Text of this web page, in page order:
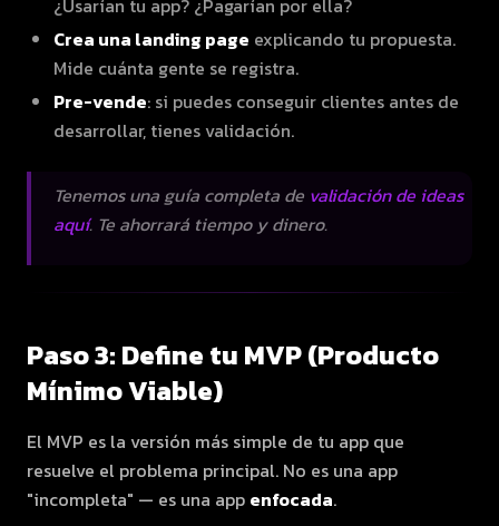
¿Usarían tu app? ¿Pagarían por ella?
Crea una landing page explicando tu propuesta.
Mide cuánta gente se registra.
Pre-vende: si puedes conseguir clientes antes de
desarrollar, tienes validación.
Tenemos una guía completa de validación de ideas
aquí. Te ahorrará tiempo y dinero.
Paso 3: Define tu MVP (Producto
Mínimo Viable)
El MVP es la versión más simple de tu app que
resuelve el problema principal. No es una app
"incompleta" — es una app enfocada.